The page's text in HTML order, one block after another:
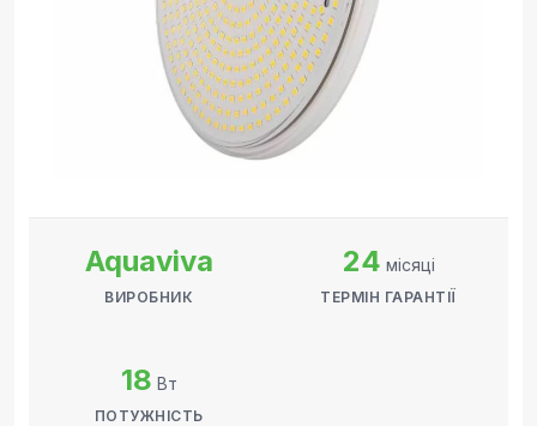
Aquaviva
ВИРОБНИК
24 місяці
ТЕРМІН ГАРАНТІЇ
18 Вт
ПОТУЖНІСТЬ